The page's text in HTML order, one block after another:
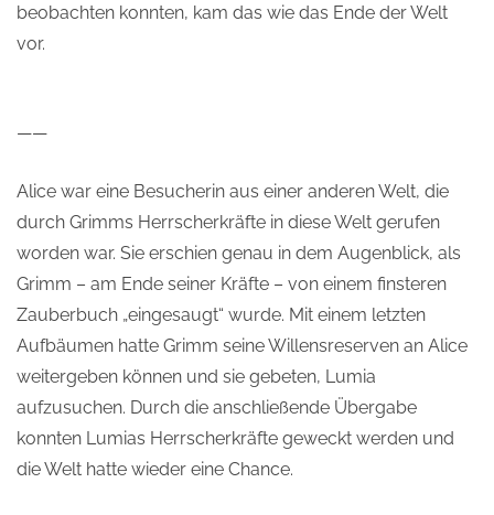
beobachten konnten, kam das wie das Ende der Welt
vor.
——
Alice war eine Besucherin aus einer anderen Welt, die
durch Grimms Herrscherkräfte in diese Welt gerufen
worden war. Sie erschien genau in dem Augenblick, als
Grimm – am Ende seiner Kräfte – von einem finsteren
Zauberbuch „eingesaugt“ wurde. Mit einem letzten
Aufbäumen hatte Grimm seine Willensreserven an Alice
weitergeben können und sie gebeten, Lumia
aufzusuchen. Durch die anschließende Übergabe
konnten Lumias Herrscherkräfte geweckt werden und
die Welt hatte wieder eine Chance.